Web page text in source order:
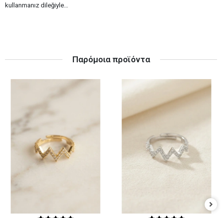
kullanmanız dileğiyle…
Παρόμοια προϊόντα